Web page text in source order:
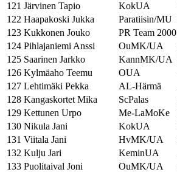
121 Järvinen Tapio KokUA
122 Haapakoski Jukka Paratiisin/MU
123 Kukkonen Jouko PR Team 2000
124 Pihlajaniemi Anssi OuMK/UA
125 Saarinen Jarkko KannMK/UA
126 Kylmäaho Teemu OUA
127 Lehtimäki Pekka AL-Härmä
128 Kangaskortet Mika ScPalas
129 Kettunen Urpo Me-LaMoKe
130 Nikula Jani KokUA
131 Viitala Jani HvMK/UA
132 Kulju Jari KeminUA
133 Puolitaival Joni OuMK/UA